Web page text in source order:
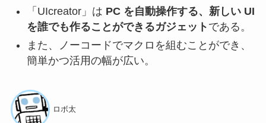
「UIcreator」は PC を自動操作する、新しい UI
を誰でも作ることができるガジェット である。
また、ノーコードでマクロを組むことができ、
簡単かつ活用の幅が広い。
ロボ太